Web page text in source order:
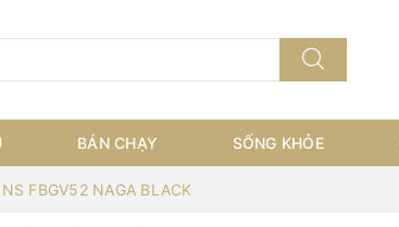
BÁN CHẠY SỐNG KHỎE
FBGV52 NAGA BLACK